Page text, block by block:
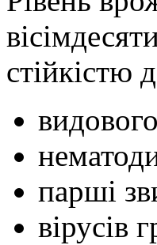
стійкістю
парші
вірусів